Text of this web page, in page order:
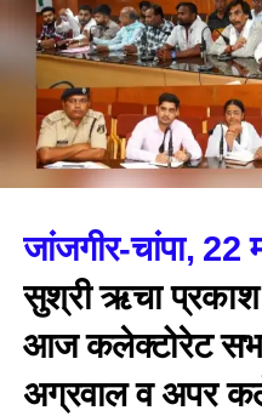
जांजगीर-चांपा, 22
सुश्री ऋचा प्रकाश
आज कलेक्टोरेट
अग्रवाल व अपर